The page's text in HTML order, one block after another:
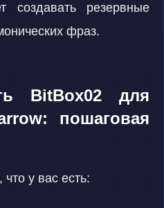
создавать резервные
фраз.
BitBox02 для
пошаговая
у вас есть: